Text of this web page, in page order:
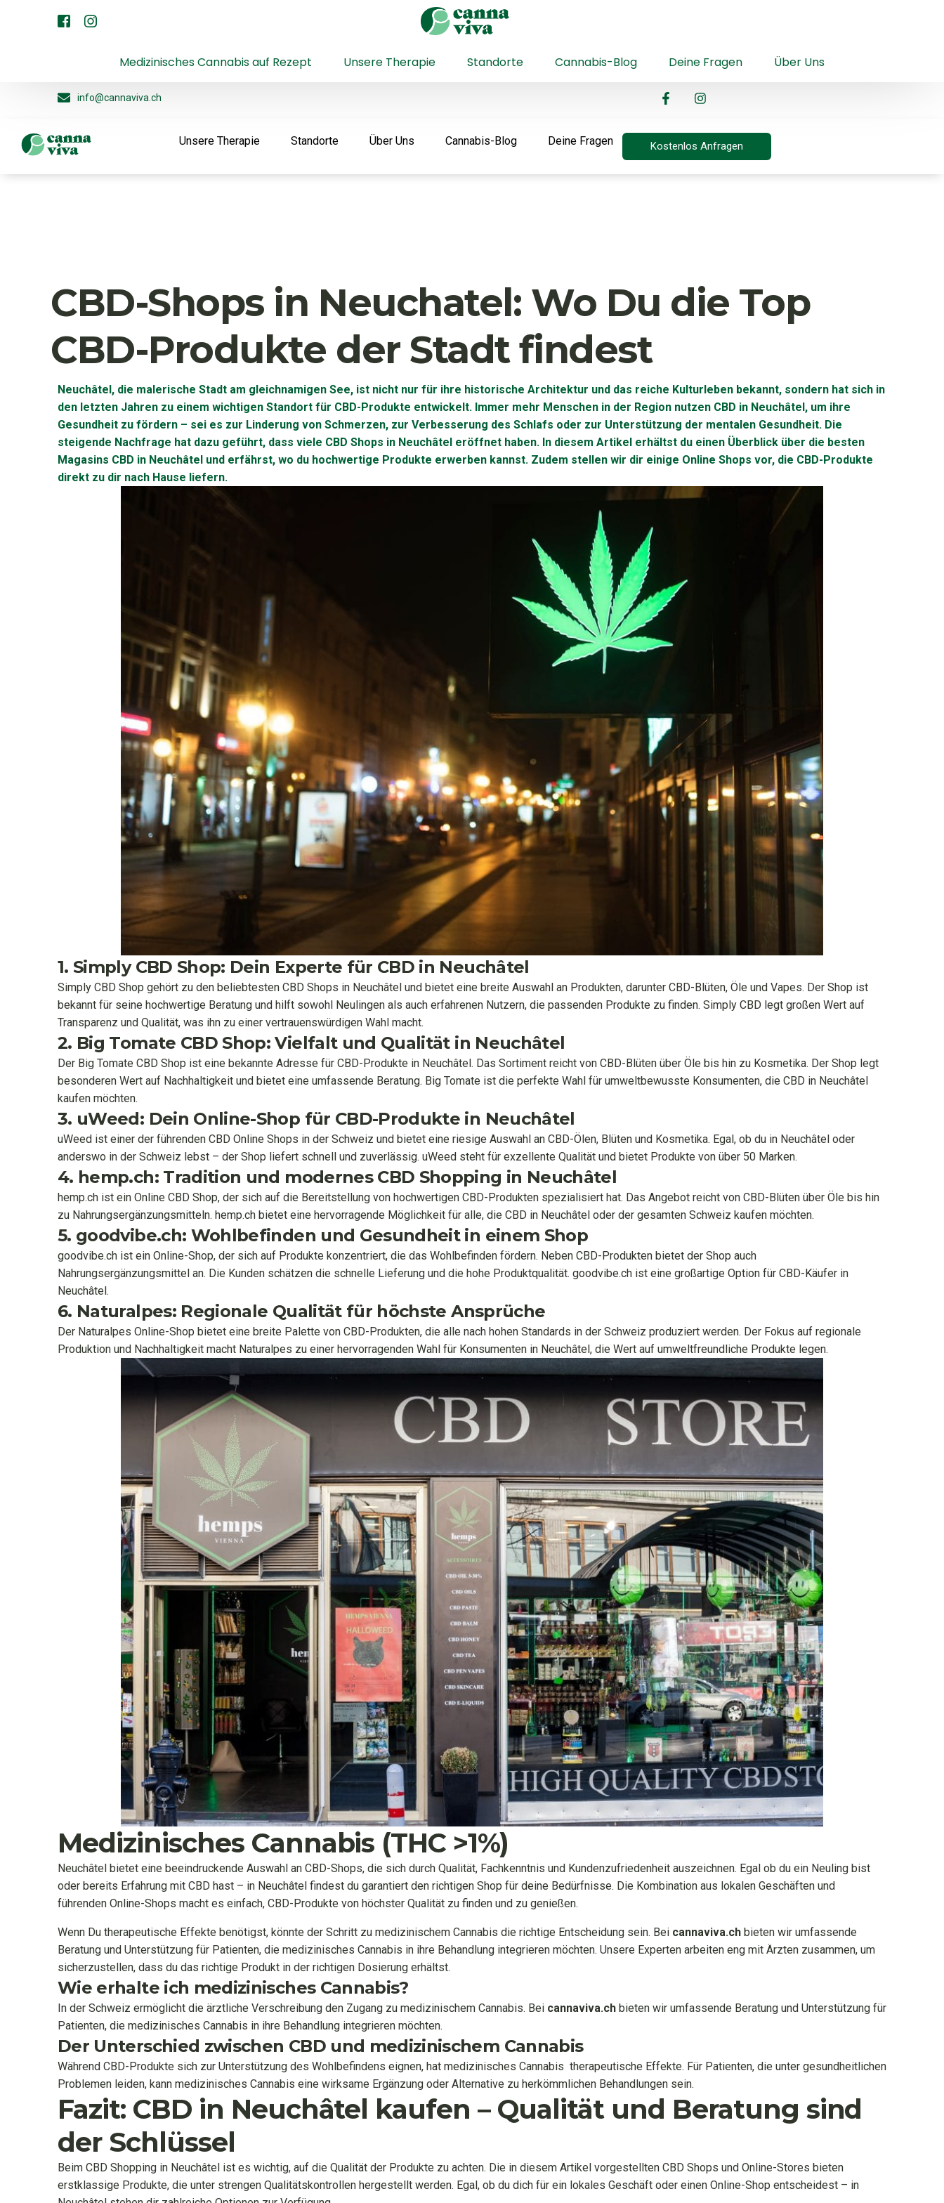
Medizinisches Cannabis auf Rezept Unsere Therapie Standorte Cannabis-Blog Deine Fragen Über Uns
info@cannaviva.ch
Unsere Therapie Standorte Über Uns Cannabis-Blog Deine Fragen Kostenlos Anfragen
CBD-Shops in Neuchatel: Wo Du die Top
CBD-Produkte der Stadt findest
Neuchâtel, die malerische Stadt am gleichnamigen See, ist nicht nur für ihre historische Architektur und das reiche Kulturleben bekannt, sondern hat sich in
den letzten Jahren zu einem wichtigen Standort für CBD-Produkte entwickelt. Immer mehr Menschen in der Region nutzen CBD in Neuchâtel, um ihre
Gesundheit zu fördern – sei es zur Linderung von Schmerzen, zur Verbesserung des Schlafs oder zur Unterstützung der mentalen Gesundheit. Die
steigende Nachfrage hat dazu geführt, dass viele CBD Shops in Neuchâtel eröffnet haben. In diesem Artikel erhältst du einen Überblick über die besten
Magasins CBD in Neuchâtel und erfährst, wo du hochwertige Produkte erwerben kannst. Zudem stellen wir dir einige Online Shops vor, die CBD-Produkte
direkt zu dir nach Hause liefern.
1. Simply CBD Shop: Dein Experte für CBD in Neuchâtel
Simply CBD Shop gehört zu den beliebtesten CBD Shops in Neuchâtel und bietet eine breite Auswahl an Produkten, darunter CBD-Blüten, Öle und Vapes. Der Shop ist
bekannt für seine hochwertige Beratung und hilft sowohl Neulingen als auch erfahrenen Nutzern, die passenden Produkte zu finden. Simply CBD legt großen Wert auf
Transparenz und Qualität, was ihn zu einer vertrauenswürdigen Wahl macht.
2. Big Tomate CBD Shop: Vielfalt und Qualität in Neuchâtel
Der Big Tomate CBD Shop ist eine bekannte Adresse für CBD-Produkte in Neuchâtel. Das Sortiment reicht von CBD-Blüten über Öle bis hin zu Kosmetika. Der Shop legt
besonderen Wert auf Nachhaltigkeit und bietet eine umfassende Beratung. Big Tomate ist die perfekte Wahl für umweltbewusste Konsumenten, die CBD in Neuchâtel
kaufen möchten.
3. uWeed: Dein Online-Shop für CBD-Produkte in Neuchâtel
uWeed ist einer der führenden CBD Online Shops in der Schweiz und bietet eine riesige Auswahl an CBD-Ölen, Blüten und Kosmetika. Egal, ob du in Neuchâtel oder
anderswo in der Schweiz lebst – der Shop liefert schnell und zuverlässig. uWeed steht für exzellente Qualität und bietet Produkte von über 50 Marken.
4. hemp.ch: Tradition und modernes CBD Shopping in Neuchâtel
hemp.ch ist ein Online CBD Shop, der sich auf die Bereitstellung von hochwertigen CBD-Produkten spezialisiert hat. Das Angebot reicht von CBD-Blüten über Öle bis hin
zu Nahrungsergänzungsmitteln. hemp.ch bietet eine hervorragende Möglichkeit für alle, die CBD in Neuchâtel oder der gesamten Schweiz kaufen möchten.
5. goodvibe.ch: Wohlbefinden und Gesundheit in einem Shop
goodvibe.ch ist ein Online-Shop, der sich auf Produkte konzentriert, die das Wohlbefinden fördern. Neben CBD-Produkten bietet der Shop auch
Nahrungsergänzungsmittel an. Die Kunden schätzen die schnelle Lieferung und die hohe Produktqualität. goodvibe.ch ist eine großartige Option für CBD-Käufer in
Neuchâtel.
6. Naturalpes: Regionale Qualität für höchste Ansprüche
Der Naturalpes Online-Shop bietet eine breite Palette von CBD-Produkten, die alle nach hohen Standards in der Schweiz produziert werden. Der Fokus auf regionale
Produktion und Nachhaltigkeit macht Naturalpes zu einer hervorragenden Wahl für Konsumenten in Neuchâtel, die Wert auf umweltfreundliche Produkte legen.
Medizinisches Cannabis (THC >1%)
Neuchâtel bietet eine beeindruckende Auswahl an CBD-Shops, die sich durch Qualität, Fachkenntnis und Kundenzufriedenheit auszeichnen. Egal ob du ein Neuling bist
oder bereits Erfahrung mit CBD hast – in Neuchâtel findest du garantiert den richtigen Shop für deine Bedürfnisse. Die Kombination aus lokalen Geschäften und
führenden Online-Shops macht es einfach, CBD-Produkte von höchster Qualität zu finden und zu genießen.
Wenn Du therapeutische Effekte benötigst, könnte der Schritt zu medizinischem Cannabis die richtige Entscheidung sein. Bei cannaviva.ch bieten wir umfassende
Beratung und Unterstützung für Patienten, die medizinisches Cannabis in ihre Behandlung integrieren möchten. Unsere Experten arbeiten eng mit Ärzten zusammen, um
sicherzustellen, dass du das richtige Produkt in der richtigen Dosierung erhältst.
Wie erhalte ich medizinisches Cannabis?
In der Schweiz ermöglicht die ärztliche Verschreibung den Zugang zu medizinischem Cannabis. Bei cannaviva.ch bieten wir umfassende Beratung und Unterstützung für
Patienten, die medizinisches Cannabis in ihre Behandlung integrieren möchten.
Der Unterschied zwischen CBD und medizinischem Cannabis
Während CBD-Produkte sich zur Unterstützung des Wohlbefindens eignen, hat medizinisches Cannabis therapeutische Effekte. Für Patienten, die unter gesundheitlichen
Problemen leiden, kann medizinisches Cannabis eine wirksame Ergänzung oder Alternative zu herkömmlichen Behandlungen sein.
Fazit: CBD in Neuchâtel kaufen – Qualität und Beratung sind
der Schlüssel
Beim CBD Shopping in Neuchâtel ist es wichtig, auf die Qualität der Produkte zu achten. Die in diesem Artikel vorgestellten CBD Shops und Online-Stores bieten
erstklassige Produkte, die unter strengen Qualitätskontrollen hergestellt werden. Egal, ob du dich für ein lokales Geschäft oder einen Online-Shop entscheidest – in